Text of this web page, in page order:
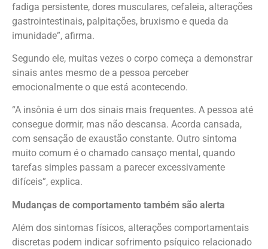
fadiga persistente, dores musculares, cefaleia, alterações
gastrointestinais, palpitações, bruxismo e queda da
imunidade”, afirma.
Segundo ele, muitas vezes o corpo começa a demonstrar
sinais antes mesmo de a pessoa perceber
emocionalmente o que está acontecendo.
“A insônia é um dos sinais mais frequentes. A pessoa até
consegue dormir, mas não descansa. Acorda cansada,
com sensação de exaustão constante. Outro sintoma
muito comum é o chamado cansaço mental, quando
tarefas simples passam a parecer excessivamente
difíceis”, explica.
Mudanças de comportamento também são alerta
Além dos sintomas físicos, alterações comportamentais
discretas podem indicar sofrimento psíquico relacionado